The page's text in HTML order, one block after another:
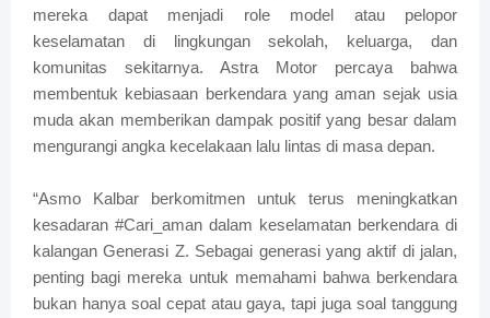
mereka dapat menjadi role model atau pelopor
keselamatan di lingkungan sekolah, keluarga, dan
komunitas sekitarnya. Astra Motor percaya bahwa
membentuk kebiasaan berkendara yang aman sejak usia
muda akan memberikan dampak positif yang besar dalam
mengurangi angka kecelakaan lalu lintas di masa depan.
“Asmo Kalbar berkomitmen untuk terus meningkatkan
kesadaran #Cari_aman dalam keselamatan berkendara di
kalangan Generasi Z. Sebagai generasi yang aktif di jalan,
penting bagi mereka untuk memahami bahwa berkendara
bukan hanya soal cepat atau gaya, tapi juga soal tanggung